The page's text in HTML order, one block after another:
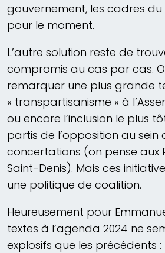
gouvernement, les cadres du
pour le moment.
L’autre solution reste de
compromis au cas par cas.
remarquer une plus grande
« transpartisanisme » à
ou encore l’inclusion le plus
partis de l’opposition au sein
concertations (on pense aux
Saint-Denis). Mais ces
une politique de coalition.
Heureusement pour
textes à l’agenda 2024 ne
explosifs que les précédents